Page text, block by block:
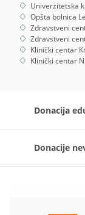
Univerzitetska
Opšta bolnica
Zdravstveni
Zdravstveni
Klinički centar
Klinički centar
Donacija
Donacije